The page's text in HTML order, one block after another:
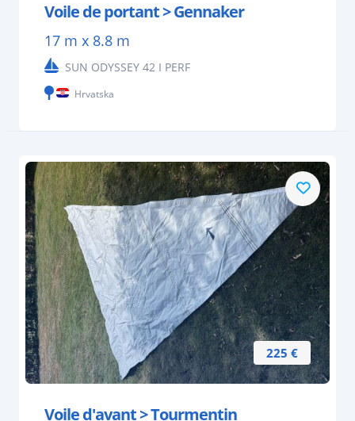
Voile de portant > Gennaker
17 m x 8.8 m
SUN ODYSSEY 42 I PERF
Hrvatska
225 €
Voile d'avant > Tourmentin